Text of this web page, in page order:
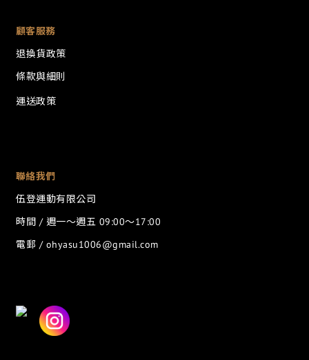
顧客服務
退換貨政策
條款與細則
運送政策
聯絡我們
伍登運動有限公司
時間 / 週一～週五 09:00～17:00
電郵 / ohyasu1006@gmail.com